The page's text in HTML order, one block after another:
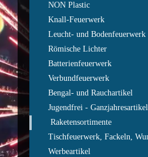
NON Plastic
Knall-Feuerwerk
Leucht- und Bodenfeuerwerk
Römische Lichter
Batterienfeuerwerk
Verbundfeuerwerk
Bengal- und Rauchartikel
Jugendfrei - Ganzjahresartikel
Raketensortimente
Tischfeuerwerk, Fackeln,
Werbeartikel